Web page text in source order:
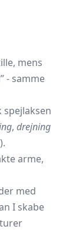
mens
- samme
spejlaksen
, drejning
arme,
med
I skabe